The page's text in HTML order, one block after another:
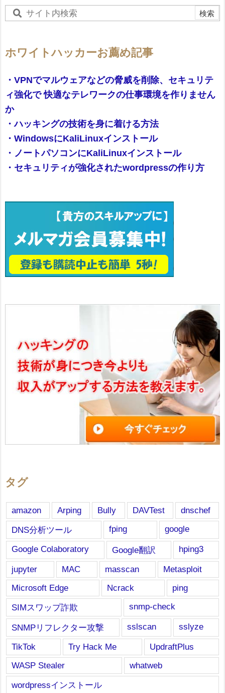
ホワイトハッカーお薦め記事
・VPNでマルウェアなどの脅威を削除、セキュリテ
ィ強化で 快適なテレワークの仕事環境を作りません
か
・ハッキングの技術を身に着ける方法
・WindowsにKaliLinuxインストール
・ノートパソコンにKaliLinuxインストール
・セキュリティが強化されたwordpressの作り方
タグ
amazon Arping Bully DAVTest
dnschef
DNS分析ツール
fping
google
Google Colaboratory
Google翻訳
hping3
jupyter
MAC masscan
Metasploit
Microsoft Edge
Ncrack
ping
SIMスワップ詐欺
snmp-check
SNMPリフレクター攻撃 sslscan
sslyze
TikTok
Try Hack Me
UpdraftPlus
WASP Stealer
whatweb
wordpressインストール